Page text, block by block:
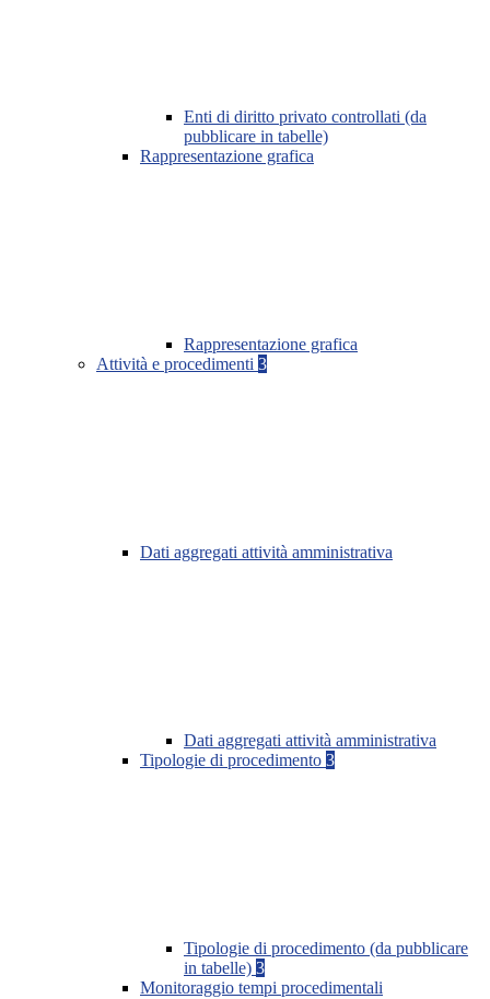
Enti di diritto privato controllati (da
pubblicare in tabelle)
Rappresentazione grafica
Rappresentazione grafica
Attività e procedimenti 3
Dati aggregati attività amministrativa
Dati aggregati attività amministrativa
Tipologie di procedimento 3
Tipologie di procedimento (da pubblicare
in tabelle) 3
Monitoraggio tempi procedimentali